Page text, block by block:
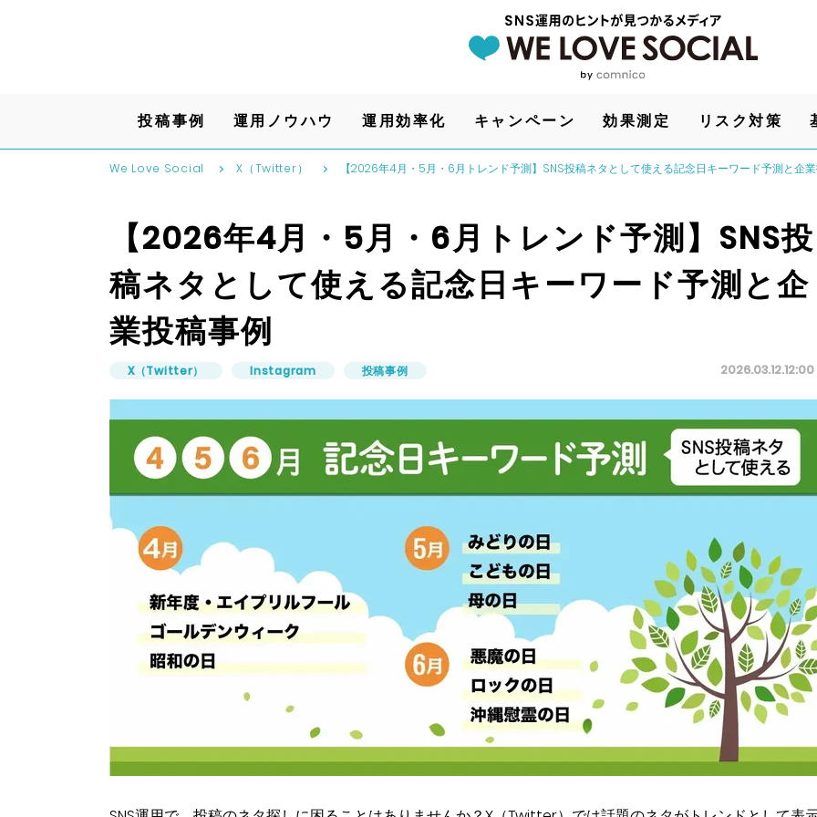
投稿事例 運用ノウハウ 運用効率化 キャンペーン 効果測定 リスク対策
We Love Social X（Twitter） 【2026年4月・5月・6月トレンド予測】SNS投稿ネタとして使える記念日キーワード予測と企
【2026年4月・5月・6月トレンド予測】SNS投
稿ネタとして使える記念日キーワード予測と企
業投稿事例
X（Twitter） Instagram 投稿事例 2026.03.12.12:00